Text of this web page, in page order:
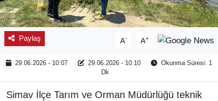
Paylaş A- A+
29.06.2026 - 10:07 29.06.2026 - 10:10
Okunma Süresi: 1
Dk
Simav İlçe Tarım ve Orman Müdürlüğü teknik